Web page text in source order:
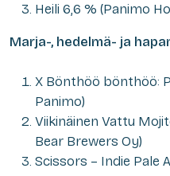
Heili 6,6 % (Panimo
Marja-, hedelmä- ja
X Bönthöö bönthöö:
Panimo)
Viikinäinen Vattu
Bear Brewers Oy)
Scissors – Indie Pale